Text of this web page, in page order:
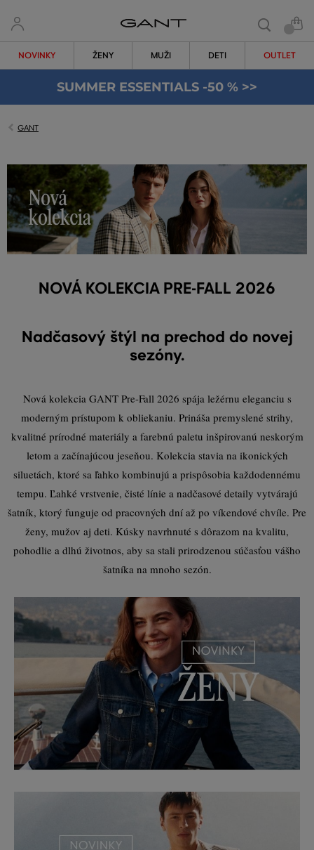
NOVINKY ŽENY MUŽI DETI OUTLET
SUMMER ESSENTIALS -50 % >>
GANT
NOVÁ KOLEKCIA PRE-FALL 2026
Nadčasový štýl na prechod do novej
sezóny.
Nová kolekcia GANT Pre-Fall 2026 spája ležérnu eleganciu s
moderným prístupom k obliekaniu. Prináša premyslené strihy,
kvalitné prírodné materiály a farebnú paletu inšpirovanú neskorým
letom a začínajúcou jeseňou. Kolekcia stavia na ikonických
siluetách, ktoré sa ľahko kombinujú a prispôsobia každodennému
tempu. Ľahké vrstvenie, čisté línie a nadčasové detaily vytvárajú
šatník, ktorý funguje od pracovných dní až po víkendové chvíle. Pre
ženy, mužov aj deti. Kúsky navrhnuté s dôrazom na kvalitu,
pohodlie a dlhú životnos, aby sa stali prirodzenou súčasťou vášho
šatníka na mnoho sezón.